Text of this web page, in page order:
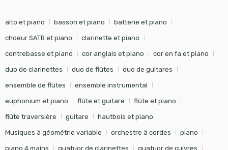
alto et piano basson et piano batterie et piano
choeur SATB et piano clarinette et piano
contrebasse et piano cor anglais et piano cor en fa et piano
duo de clarinettes duo de flûtes duo de guitares
ensemble de flûtes ensemble instrumental
euphonium et piano flûte et guitare flûte et piano
flûte traversière guitare hautbois et piano
Musiques à géométrie variable orchestre à cordes piano
piano 4 mains quatuor de clarinettes quatuor de cuivres